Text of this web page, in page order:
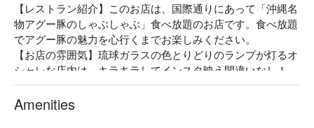
【レストラン紹介】このお店は、国際通りにあって「沖縄名
物アグー豚のしゃぶしゃぶ」食べ放題のお店です。食べ放題
でアグー豚の魅力を心行くまでお楽しみください。
【お店の雰囲気】琉球ガラスの色とりどりのランプが灯るオ
シャレな店内は、キラキラしてインスタ映え間違いなし！
【ロケーション】那覇の市内観光にアクセス抜群！牧志公設
市場や壺屋のやちむん（ 陶器 ）通りから近い。
Amenities